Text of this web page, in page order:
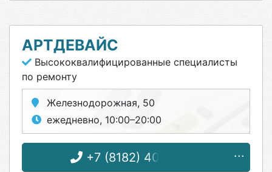
АРТДЕВАЙС
Высококвалифицированные специалисты
по ремонту
Железнодорожная, 50
ежедневно, 10:00–20:00
+7 (8182) 40-44-45